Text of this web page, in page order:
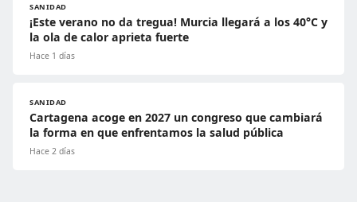
SANIDAD
¡Este verano no da tregua! Murcia llegará a los 40°C y
la ola de calor aprieta fuerte
Hace 1 días
SANIDAD
Cartagena acoge en 2027 un congreso que cambiará
la forma en que enfrentamos la salud pública
Hace 2 días